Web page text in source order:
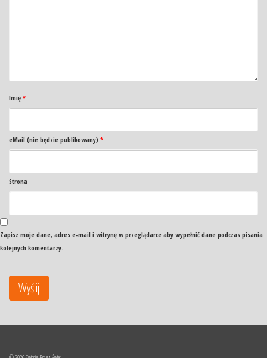
Imię *
eMail (nie będzie publikowany) *
Strona
Zapisz moje dane, adres e-mail i witrynę w przeglądarce aby wypełnić dane podczas pisania
kolejnych komentarzy.